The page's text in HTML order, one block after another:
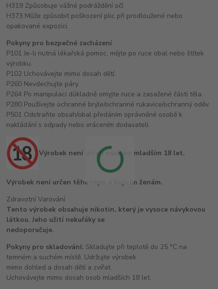
H319 Způsobuje vážné podráždění očí.
H373 Může způsobit poškození plic při prodloužené nebo
opakované expozici.
Pokyny pro bezpečné zacházení
P101 Je-li nutná lékařská pomoc, mějte po ruce obal nebo štítek
výrobku.
P102 Uchovávejte mimo dosah dětí.
P260 Nevdechujte páry.
P264 Po manipulaci důkladně omyjte ruce a zasažené části těla.
P280 Používejte ochranné brýle/ochranné rukavice/ochranný oděv.
P501 Odstraňte obsah/obal předáním oprávněné osobě k
nakládání s odpady nebo vrácením dodavateli.
Výrobek není určen osobám mladším 18 let.
Výrobek není určen těhotným a kojícím ženám.
Zdravotní Varování
Tento výrobek obsahuje nikotin, který je vysoce návykovou
látkou. Jeho užití nekuřáky se
nedoporučuje.
Pokyny pro skladování: Skladujte při teplotě do 25 °C na
temném a suchém místě. Udržujte výrobek
mimo dohled a dosah dětí a zvířat.
Uchovávejte mimo dosah osob mladších 18 let.